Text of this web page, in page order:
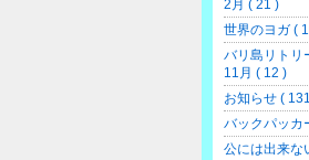
2月 ( 21 )
世界のヨガ (
バリ島リトリ
11月 ( 12 )
お知らせ (
バックパッカ
公には出来な